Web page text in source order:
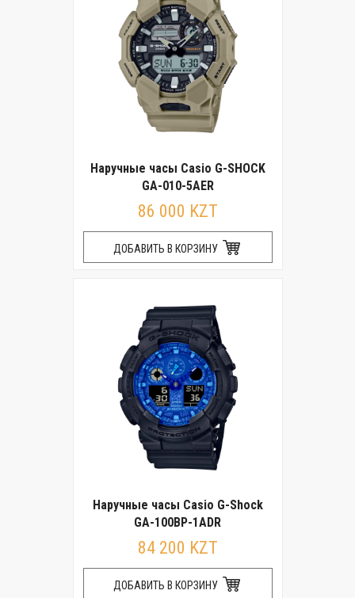
Наручные часы Casio G-SHOCK
GA-010-5AER
86 000 KZT
ДОБАВИТЬ В КОРЗИНУ
Наручные часы Casio G-Shock
GA-100BP-1ADR
84 200 KZT
ДОБАВИТЬ В КОРЗИНУ